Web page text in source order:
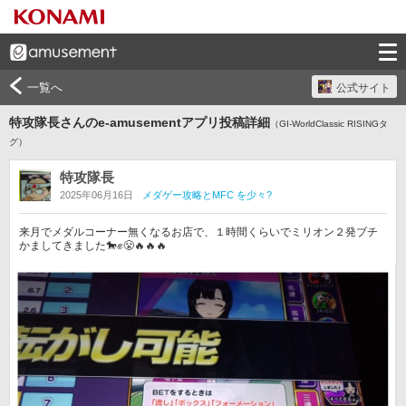
一覧へ 公式サイト
特攻隊長さんのe-amusementアプリ投稿詳細 （GI-WorldClassic RISINGタ
グ）
特攻隊長
2025年06月16日 メダゲー攻略とMFC を少々?
来月でメダルコーナー無くなるお店で、１時間くらいでミリオン２発ブチ
かましてきました🐎✊😤🔥🔥🔥